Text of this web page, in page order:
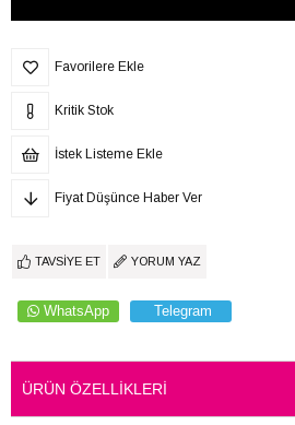
Favorilere Ekle
Kritik Stok
İstek Listeme Ekle
Fiyat Düşünce Haber Ver
TAVSIYE ET YORUM YAZ
WhatsApp Telegram
ÜRÜN ÖZELLIKLERI